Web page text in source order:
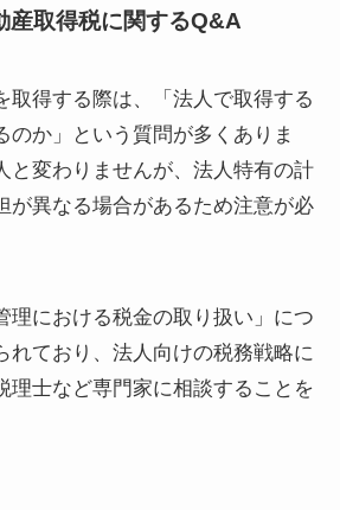
産取得税に関するQ&A
取得する際は、「法人で取得する
のか」という質問が多くありま
と変わりませんが、法人特有の計
が異なる場合があるため注意が必
理における税金の取り扱い」につ
れており、法人向けの税務戦略に
理士など専門家に相談することを